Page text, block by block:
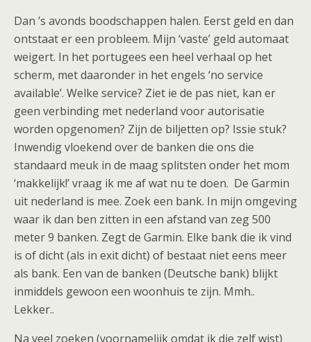
Dan ’s avonds boodschappen halen. Eerst geld en dan
ontstaat er een probleem. Mijn ‘vaste’ geld automaat
weigert. In het portugees een heel verhaal op het
scherm, met daaronder in het engels ‘no service
available’. Welke service? Ziet ie de pas niet, kan er
geen verbinding met nederland voor autorisatie
worden opgenomen? Zijn de biljetten op? Issie stuk?
Inwendig vloekend over de banken die ons die
standaard meuk in de maag splitsten onder het mom
‘makkelijk!’ vraag ik me af wat nu te doen. De Garmin
uit nederland is mee. Zoek een bank. In mijn omgeving
waar ik dan ben zitten in een afstand van zeg 500
meter 9 banken. Zegt de Garmin. Elke bank die ik vind
is of dicht (als in exit dicht) of bestaat niet eens meer
als bank. Een van de banken (Deutsche bank) blijkt
inmiddels gewoon een woonhuis te zijn. Mmh..
Lekker..
Na veel zoeken (voornamelijk omdat ik die zelf wist)